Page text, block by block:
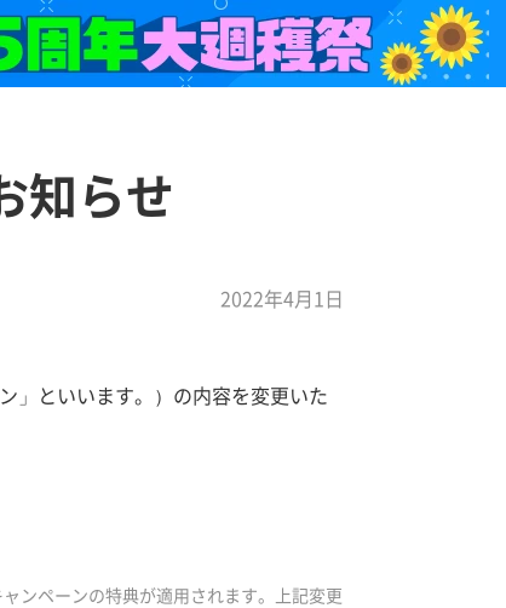
知らせ
2022年4月1日
」といいます。）の内容を変更いた
ンペーンの特典が適用されます。上記変更